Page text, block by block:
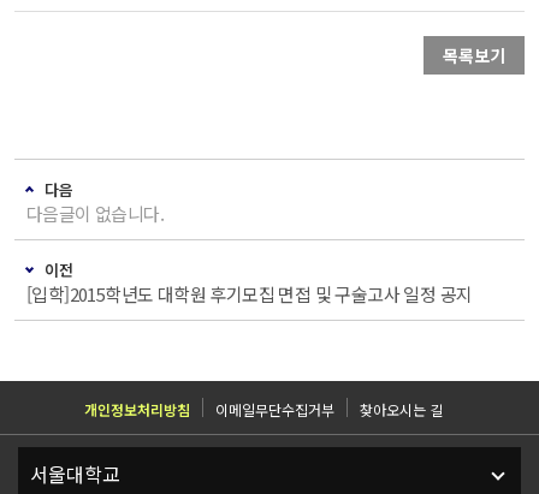
목록보기
다음
다음글이 없습니다.
이전
[입학]2015학년도 대학원 후기모집 면접 및 구술고사 일정 공지
개인정보처리방침 이메일무단수집거부 찾아오시는 길